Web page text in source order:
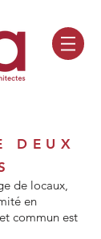
DEUX
de locaux,
en
commun est